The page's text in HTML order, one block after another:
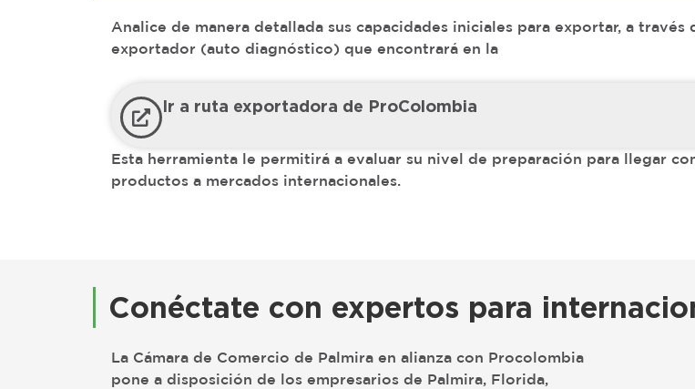
Analice de manera detallada sus capacidades iniciales para exportar, a través
exportador (auto diagnóstico) que encontrará en la
Ir a ruta exportadora de ProColombia
Esta herramienta le permitirá a evaluar su nivel de preparación para llegar
productos a mercados internacionales.
Conéctate con expertos para
La Cámara de Comercio de Palmira en alianza con Procolombia
pone a disposición de los empresarios de Palmira, Florida,